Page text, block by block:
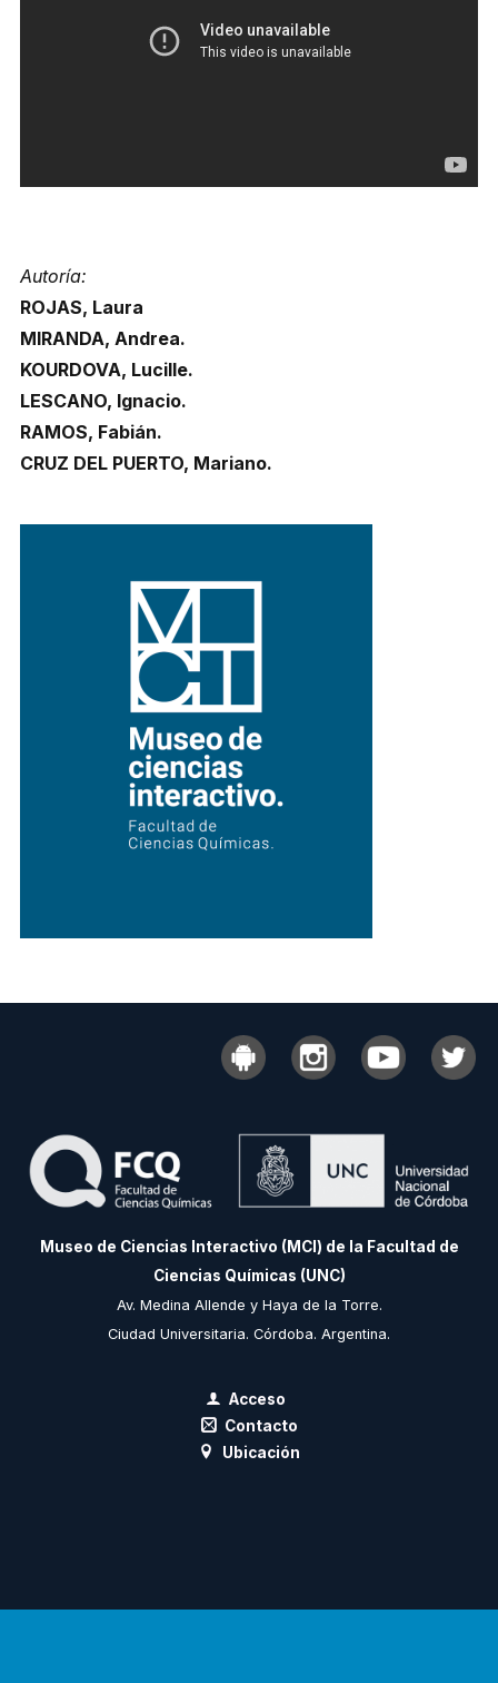
Autoría:
ROJAS, Laura
MIRANDA, Andrea.
KOURDOVA, Lucille.
LESCANO, Ignacio.
RAMOS, Fabián.
CRUZ DEL PUERTO, Mariano.
Museo de Ciencias Interactivo (MCI) de la Facultad de
Ciencias Químicas (UNC)
Av. Medina Allende y Haya de la Torre.
Ciudad Universitaria. Córdoba. Argentina.
Acceso
Contacto
Ubicación